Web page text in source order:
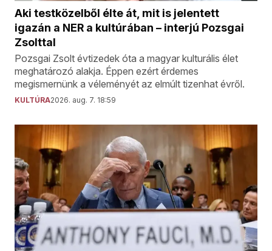
Aki testközelből élte át, mit is jelentett
igazán a NER a kultúrában – interjú Pozsgai
Zsolttal
Pozsgai Zsolt évtizedek óta a magyar kulturális élet
meghatározó alakja. Éppen ezért érdemes
megismernünk a véleményét az elmúlt tizenhat évről.
KULTÚRA2026. aug. 7. 18:59